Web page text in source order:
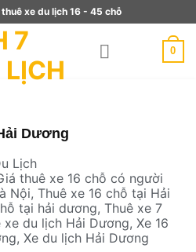
xe du lịch 16 - 45 chỗ
0
Dương
Lịch
thuê xe 16 chỗ có người
Nội, Thuê xe 16 chỗ tại Hải
tại hải dương, Thuê xe 7
xe du lịch Hải Dương, Xe 16
, Xe du lịch Hải Dương